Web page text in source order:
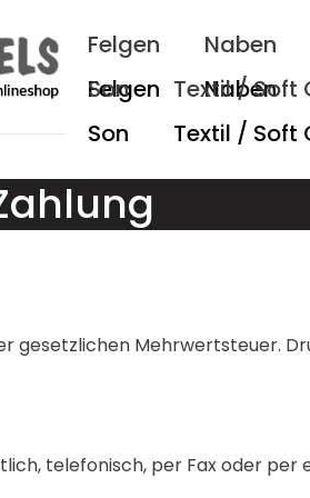
Felgen Naben
Son
Textil / Soft
gesetzlichen Mehrwertsteuer.
telefonisch, per Fax oder